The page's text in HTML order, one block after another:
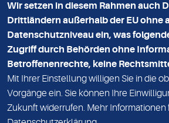
KONTAKT
NEWSLETTER
ADRESSE
MVZ Medizinisches Labor Nord MLN
Essener Straße 108
22419 Hamburg
Wir setzen in diesem Rahmen auch
Drittländern außerhalb der EU ohne
Datenschutzniveau ein, was
Zugriff durch Behörden ohne
Betroffenenrechte, keine
Mit Ihrer Einstellung willigen Sie in die
Vorgänge ein. Sie können Ihre
Zukunft widerrufen. Mehr Informationen